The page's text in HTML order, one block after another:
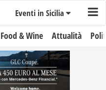
Eventi in Sicilia
Food & Wine Attualità